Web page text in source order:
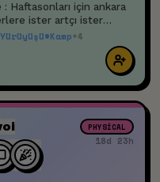
Haftasonları için ankara
ister artçı ister
isteyen gezmeyi
oluşturmak
#Kamp+4
PHYSICAL
18d 23h